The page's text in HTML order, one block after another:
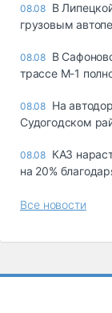
08.08 В
грузовым
08.08 В
трассе М-1
08.08 На
Судогодском
08.08 КАЗ
на 20%
Все новости